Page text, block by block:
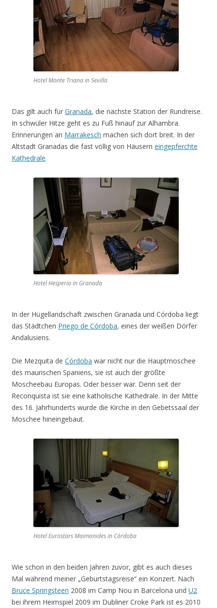
Hotel Monte Triana in Sevilla
Das gilt auch für Granada, die nächste Station der Rundreise.
In schwüler Hitze geht es zu Fuß hinauf zur Alhambra.
Erinnerungen an Marrakesch machen sich dort breit. In der
Altstadt Granadas die fast völlig von Häusern eingepferchte
Kathedrale.
Hotel Hesperia in Granada
In der Hügellandschaft zwischen Granada und Córdoba liegt
das Städtchen Priego de Córdoba, eines der weißen Dörfer
Andalusiens.
Die Mezquita de Córdoba war nicht nur die Hauptmoschee
des maurischen Spaniens, sie ist auch der größte
Moscheebau Europas. Oder besser war. Denn seit der
Reconquista ist sie eine katholische Kathedrale. In der Mitte
des 16. Jahrhunderts wurde die Kirche in den Gebetssaal der
Moschee hineingebaut.
Hotel Eurostars Maimonides in Córdoba
Wie schon in den beiden Jahren zuvor, gibt es auch dieses
Mal während meiner „Geburtstagsreise“ ein Konzert. Nach
Bruce Springsteen 2008 im Camp Nou in Barcelona und U2
bei ihrem Heimspiel 2009 im Dubliner Croke Park ist es 2010